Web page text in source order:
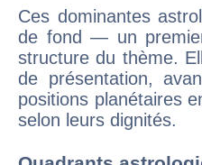
Ces dominantes
de fond — un
structure du thème.
de présentation,
positions planétaires
selon leurs dignités.